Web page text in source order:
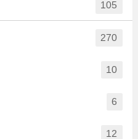
105
270
10
6
12